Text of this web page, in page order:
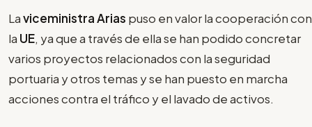
Laviceministra Arias puso en valor la cooperación con
la UE, ya que a través de ella se han podido concretar
varios proyectos relacionados con la seguridad
portuaria y otros temas y se han puesto en marcha
acciones contra el tráfico y el lavado de activos.